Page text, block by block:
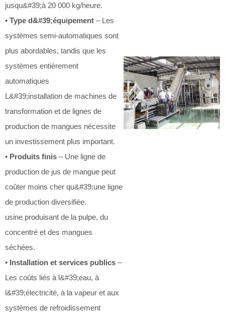
jusqu&#39;à 20 000 kg/heure.
• Type d&#39;équipement – Les
systèmes semi-automatiques sont
plus abordables, tandis que les
systèmes entièrement
automatiques
L&#39;installation de machines de
transformation et de lignes de
production de mangues nécessite
un investissement plus important.
• Produits finis – Une ligne de
production de jus de mangue peut
coûter moins cher qu&#39;une ligne
de production diversifiée.
usine produisant de la pulpe, du
concentré et des mangues
séchées.
• Installation et services publics –
Les coûts liés à l&#39;eau, à
l&#39;électricité, à la vapeur et aux
systèmes de refroidissement